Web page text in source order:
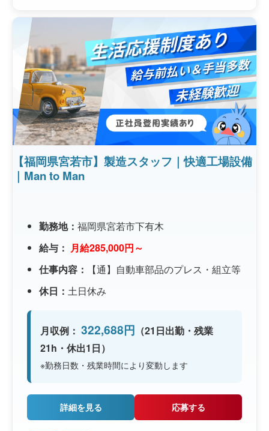
【福岡県宮若市】製造スタッフ｜快適工場設備
｜Man to Man
勤務地： 福岡県宮若市下有木
給与： 月給285,000円～
仕事内容：
【通】自動車部品のプレス・組立等
休日： 土日休み
月収例： 322,688円 （21日出勤・残業
21h・休出1日）
※勤務日数・残業時間により変動します
詳細を見る 応募する